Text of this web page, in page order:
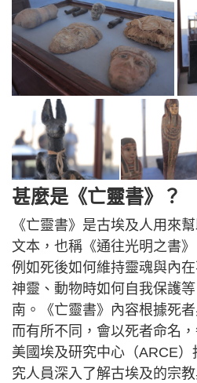
甚麼是《亡靈書》？
《亡靈書》是古埃及人用來
文本，也稱《通往光明之書
例如死後如何維持靈魂與內
神靈、動物時如何自我保護
南。《亡靈書》內容根據死
而有所不同，會以死者命名
美國埃及研究中心（ARCE
究人員深入了解古埃及的宗教